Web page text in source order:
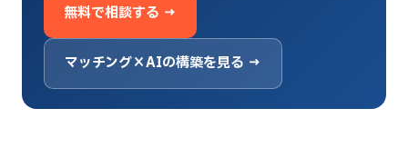
無料で相談する →
マッチング×AIの構築を見る →